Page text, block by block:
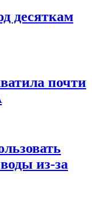
десяткам
почти
из-за